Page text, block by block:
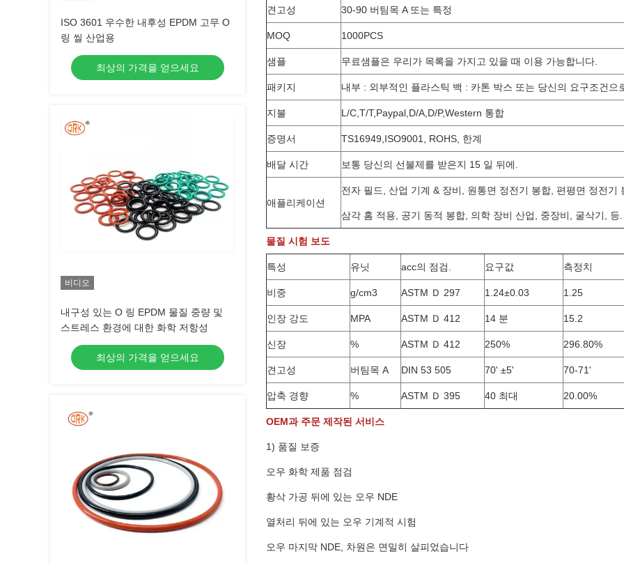
ISO 3601 우수한 내후성 EPDM 고무 O
링 씰 산업용
최상의 가격을 얻으세요
비디오
내구성 있는 O 링 EPDM 물질 중량 및
스트레스 환경에 대한 화학 저항성
최상의 가격을 얻으세요
견고성 30-90 버팀목 A 또는 특정
MOQ 1000PCS
샘플 무료샘플은 우리가 목록을 가지고 있을 때 이용 가능합니다.
패키지 내부 : 외부적인 플라스틱 백 : 카톤 박스 또는 당신의 요구조건으
지불 L/C,T/T,Paypal,D/A,D/P,Western 통합
증명서 TS16949,ISO9001, ROHS, 한계
배달 시간 보통 당신의 선불제를 받은지 15 일 뒤에.
애플리케이션
전자 필드, 산업 기계 & 장비, 원통면 정전기 봉합, 편평면 정전기
삼각 홈 적용, 공기 동적 봉합, 의학 장비 산업, 중장비, 굴삭기, 등.
물질 시험 보도
특성 유닛 acc의 점검. 요구값 측정치
비중 g/cm3 ASTM Ｄ 297 1.24±0.03 1.25
인장 강도 MPA ASTM Ｄ 412 14 분 15.2
신장 % ASTM Ｄ 412 250% 296.80%
견고성 버팀목 A DIN 53 505 70' ±5' 70-71'
압축 경향 % ASTM Ｄ 395 40 최대 20.00%
OEM과 주문 제작된 서비스
1) 품질 보증
오우 화학 제품 점검
황삭 가공 뒤에 있는 오우 NDE
열처리 뒤에 있는 오우 기계적 시험
오우 마지막 NDE, 차원은 면밀히 살피었습니다